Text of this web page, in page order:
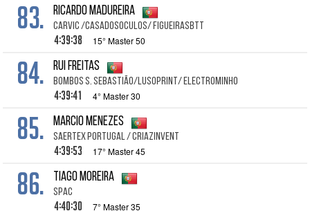
83. Ricardo Madureira
CARVIC /CASADOSOCULOS/ FIGUEIRASBTT
4:39:38 15° Master 50
84. Rui Freitas
Bombos S. Sebastião/LusoPrint/ ElectroMinho
4:39:41 4° Master 30
85. Marcio Menezes
SAERTEX Portugal / CRIAZinvent
4:39:53 17° Master 45
86. Tiago Moreira
SPAC
4:40:30 7° Master 35